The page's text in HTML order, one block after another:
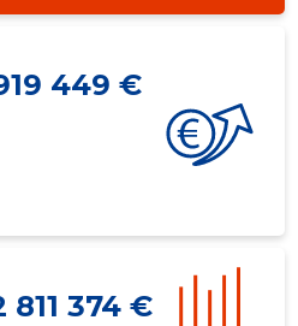
449 €
811 374 €